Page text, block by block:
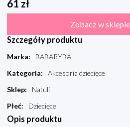
61 zł
Zobacz w
Szczegóły produktu
Marka:
BABARYBA
Kategoria:
Akcesoria dziecięce
Sklep:
Natuli
Płeć: Dziecięce
Opis produktu